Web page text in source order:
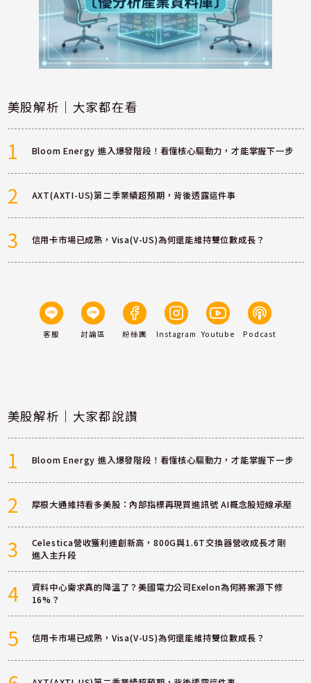
美股解析｜大家都在看
1 Bloom Energy 進入爆發階段！看懂核心驅動力，才能掌握下一步
2 AXT(AXTI-US)第二季業績超預期，背後透露這件事
3 信用卡市場已成熟，Visa(V-US)為何還能維持雙位數成長？
客服 討論區 粉絲團 Instagram Youtube Podcast
美股解析｜大家都說讚
1 Bloom Energy 進入爆發階段！看懂核心驅動力，才能掌握下一步
2 摩根大通維持看多美股：內部指標再現買進訊號 AI概念股短線承壓
3
Celestica營收獲利連創新高，800G與1.6T交換器營收成長才剛
進入主升段
4
資料中心需求真的降溫了？美國電力公司Exelon為何將案源下修
16%？
5 信用卡市場已成熟，Visa(V-US)為何還能維持雙位數成長？